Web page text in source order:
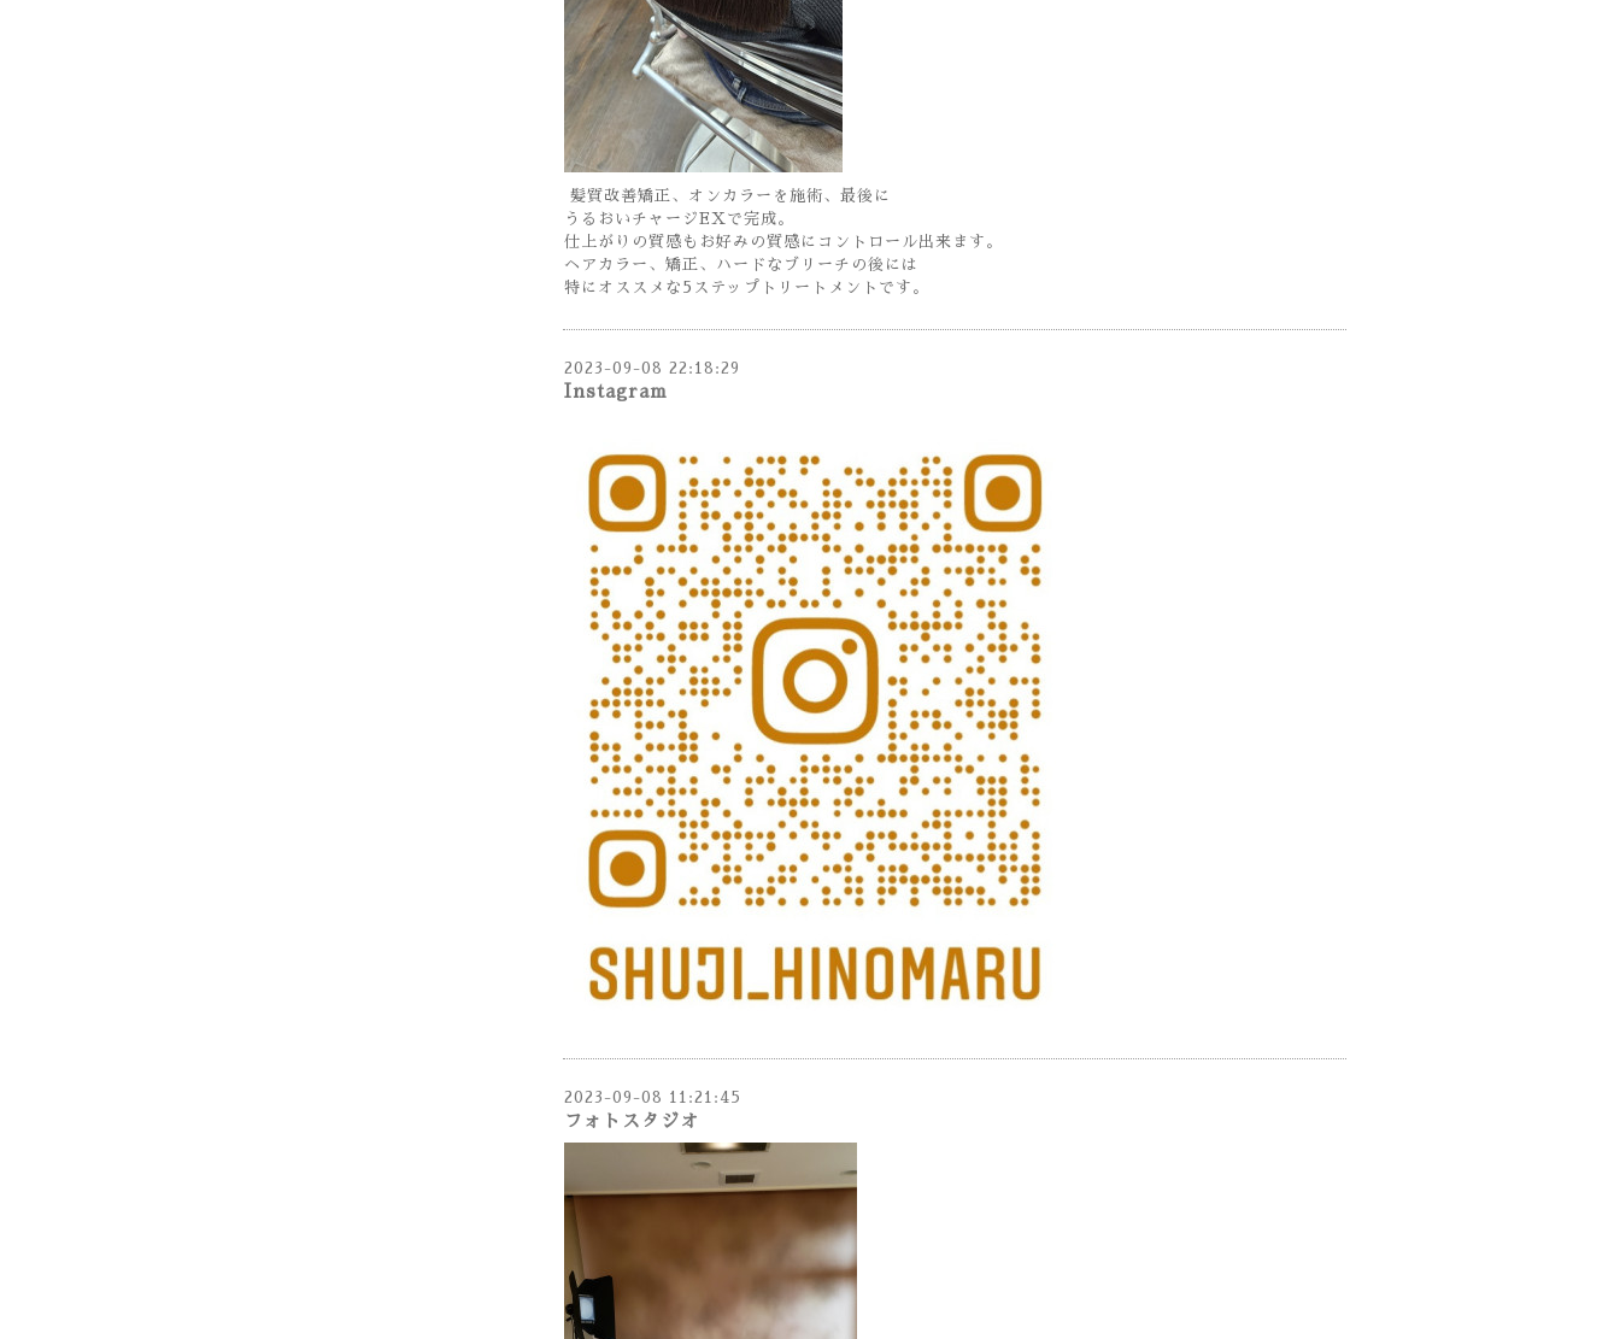
髪質改善矯正、オンカラーを施術、最後に
うるおいチャージEXで完成。
仕上がりの質感もお好みの質感にコントロール出来ます。
ヘアカラー、矯正、ハードなブリーチの後には
特にオススメな5ステップトリートメントです。
2023-09-08 22:18:29
Instagram
2023-09-08 11:21:45
フォトスタジオ